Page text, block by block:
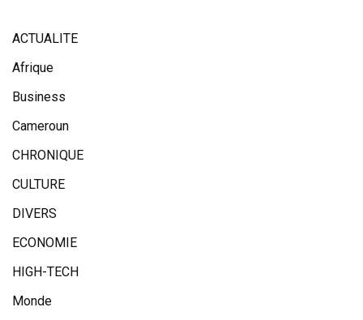
ACTUALITE
Afrique
Business
Cameroun
CHRONIQUE
CULTURE
DIVERS
ECONOMIE
HIGH-TECH
Monde